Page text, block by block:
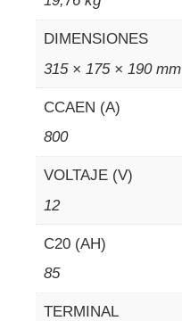
DIMENSIONES
315 × 175 × 190 mm
CCAEN (A)
800
VOLTAJE (V)
12
C20 (AH)
85
TERMINAL